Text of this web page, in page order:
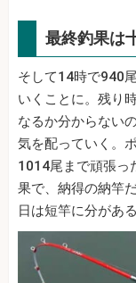
最終釣果は
そして14時で940
いくことに。残り
なるか分からない
気を配っていく。
1014尾まで頑張っ
果で、納得の納竿
日は短竿に分があ